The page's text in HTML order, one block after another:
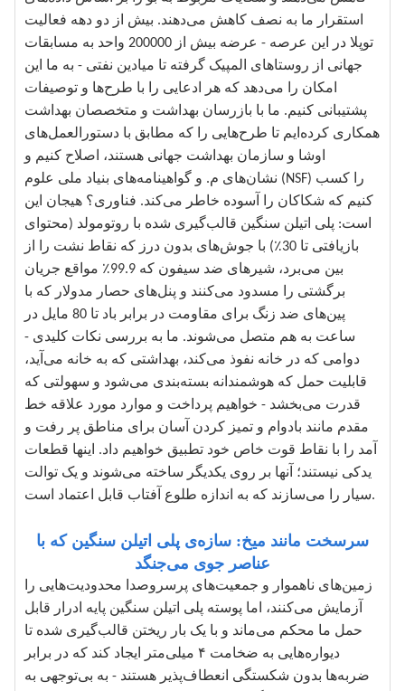
استقرار ما به نصف کاهش می‌دهند. بیش از دو دهه فعالیت
توپلا در این عرصه - عرضه بیش از 200000 واحد به مسابقات
جهانی از روستاهای المپیک گرفته تا میادین نفتی - به ما این
امکان را می‌دهد که هر ادعایی را با طرح‌ها و توصیفات
پشتیبانی کنیم. ما با بازرسان بهداشت و متخصصان بهداشت
همکاری کرده‌ایم تا طرح‌هایی را که مطابق با دستورالعمل‌های
اوشا و سازمان بهداشت جهانی هستند، اصلاح کنیم و
نشان‌های م. و گواهینامه‌های بنیاد ملی علوم (NSF) را کسب
کنیم که شکاکان را آسوده خاطر می‌کند. فناوری؟ هیجان این
است: پلی اتیلن سنگین قالب‌گیری شده با روتومولد (محتوای
بازیافتی تا 30٪) با جوش‌های بدون درز که نقاط نشت را از
بین می‌برد، شیرهای ضد سیفون که 99.9٪ مواقع جریان
برگشتی را مسدود می‌کنند و پنل‌های حصار مدولار که با
پین‌های ضد زنگ برای مقاومت در برابر باد تا 80 مایل در
ساعت به هم متصل می‌شوند. ما به بررسی نکات کلیدی -
دوامی که در خانه نفوذ می‌کند، بهداشتی که به خانه می‌آید،
قابلیت حمل که هوشمندانه بسته‌بندی می‌شود و سهولتی که
قدرت می‌بخشد - خواهیم پرداخت و موارد مورد علاقه خط
مقدم مانند بادوام و تمیز کردن آسان برای مناطق پر رفت و
آمد را با نقاط قوت خاص خود تطبیق خواهیم داد. اینها قطعات
یدکی نیستند؛ آنها بر روی یکدیگر ساخته می‌شوند و یک توالت
سیار را می‌سازند که به اندازه طلوع آفتاب قابل اعتماد است.
سرسخت مانند میخ: سازه‌ی پلی اتیلن سنگین که با
عناصر جوی می‌جنگد
زمین‌های ناهموار و جمعیت‌های پرسروصدا محدودیت‌هایی را
آزمایش می‌کنند، اما پوسته پلی اتیلن سنگین پایه ادرار قابل
حمل ما محکم می‌ماند و با یک بار ریختن قالب‌گیری شده تا
دیواره‌هایی به ضخامت ۴ میلی‌متر ایجاد کند که در برابر
ضربه‌ها بدون شکستگی انعطاف‌پذیر هستند - به بی‌توجهی به